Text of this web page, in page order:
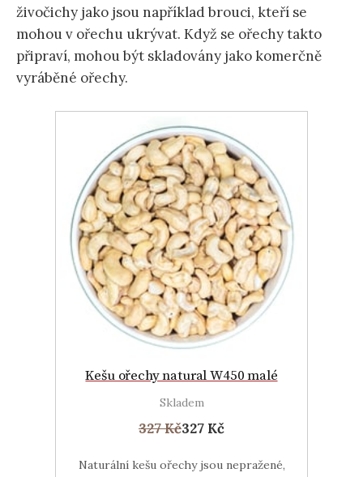
živočichy jako jsou například brouci, kteří se
mohou v ořechu ukrývat. Když se ořechy takto
připraví, mohou být skladovány jako komerčně
vyráběné ořechy.
Kešu ořechy natural W450 malé
Skladem
327 Kč327 Kč
Naturální kešu ořechy jsou nepražené,